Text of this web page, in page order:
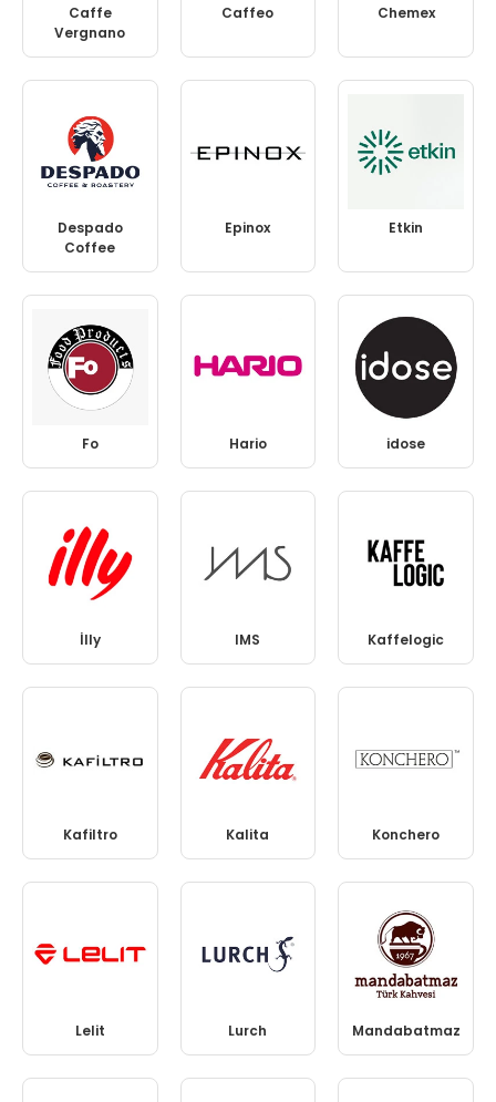
Caffe
Vergnano
Caffeo Chemex
Despado
Coffee
Epinox Etkin
Fo Hario idose
İlly IMS Kaffelogic
Kafiltro Kalita Konchero
Lelit Lurch Mandabatmaz